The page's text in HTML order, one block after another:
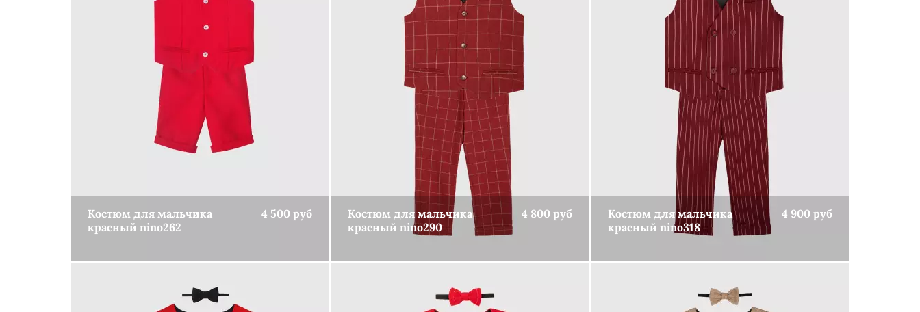
Одежда для девочек
Костюмы для девочек
Костюм для мальчика
красный nino262
4 500 руб
Костюм для мальчика
красный nino290
4 800 руб
Костюм для мальчика
красный nino318
4 900 руб